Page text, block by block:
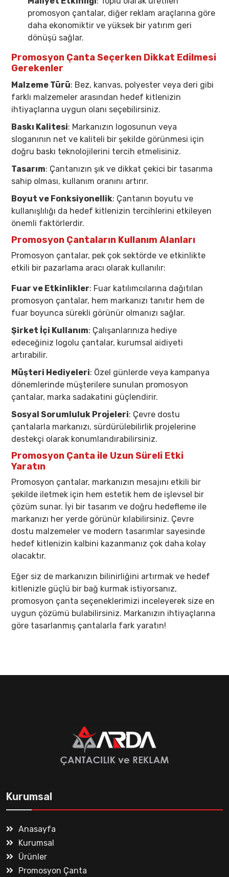
promosyon çantalar, diğer reklam araçlarına göre
daha ekonomiktir ve yüksek bir yatırım geri
dönüşü sağlar.
Promosyon Çanta Seçerken Dikkat Edilmesi
Gerekenler
Malzeme Türü: Bez, kanvas, polyester veya deri gibi
farklı malzemeler arasından hedef kitlenizin
ihtiyaçlarına uygun olanı seçebilirsiniz.
Baskı Kalitesi: Markanızın logosunun veya
sloganının net ve kaliteli bir şekilde görünmesi için
doğru baskı teknolojilerini tercih etmelisiniz.
Tasarım: Çantanızın şık ve dikkat çekici bir tasarıma
sahip olması, kullanım oranını artırır.
Boyut ve Fonksiyonellik: Çantanın boyutu ve
kullanışlılığı da hedef kitlenizin tercihlerini etkileyen
önemli faktörlerdir.
Promosyon Çantaların Kullanım Alanları
Promosyon çantalar, pek çok sektörde ve etkinlikte
etkili bir pazarlama aracı olarak kullanılır:
Fuar ve Etkinlikler: Fuar katılımcılarına dağıtılan
promosyon çantalar, hem markanızı tanıtır hem de
fuar boyunca sürekli görünür olmanızı sağlar.
Şirket İçi Kullanım: Çalışanlarınıza hediye
edeceğiniz logolu çantalar, kurumsal aidiyeti
artırabilir.
Müşteri Hediyeleri: Özel günlerde veya kampanya
dönemlerinde müşterilere sunulan promosyon
çantalar, marka sadakatini güçlendirir.
Sosyal Sorumluluk Projeleri: Çevre dostu
çantalarla markanızı, sürdürülebilirlik projelerine
destekçi olarak konumlandırabilirsiniz.
Promosyon Çanta ile Uzun Süreli Etki
Yaratın
Promosyon çantalar, markanızın mesajını etkili bir
şekilde iletmek için hem estetik hem de işlevsel bir
çözüm sunar. İyi bir tasarım ve doğru hedefleme ile
markanızı her yerde görünür kılabilirsiniz. Çevre
dostu malzemeler ve modern tasarımlar sayesinde
hedef kitlenizin kalbini kazanmanız çok daha kolay
olacaktır.
Eğer siz de markanızın bilinirliğini artırmak ve hedef
kitlenizle güçlü bir bağ kurmak istiyorsanız,
promosyon çanta seçeneklerimizi inceleyerek size en
uygun çözümü bulabilirsiniz. Markanızın ihtiyaçlarına
göre tasarlanmış çantalarla fark yaratın!
Kurumsal
Anasayfa
Kurumsal
Ürünler
Promosyon Çanta